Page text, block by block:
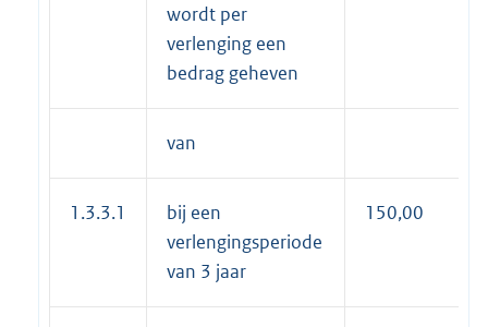
wordt per
verlenging een
bedrag geheven
van
1.3.3.1
bij een
verlengingsperiode
van 3 jaar
150,00